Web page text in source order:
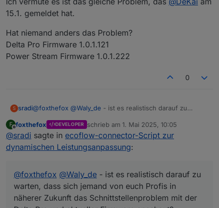
15.1. gemeldet hat.
Hat niemand anders das Problem?
Delta Pro Firmware 1.0.1.121
Power Stream Firmware 1.0.1.222
0
S sradi@foxthefox @Waly_de - ist es realistisch darauf zu
Zukunft das Schnittstellenproblem mit der Delta Pro und
aktueller Firmware anschaut?
Für mich wäre das Auslesen von Protobuf-Messages
komplett technisches Neuland, und ich hoffe noch
drumherum zu kommen, tiefer in das Thema einzusteigen
Über eine kurze Rückmeldung würde ich mich freuen.
F
Offline
foxthefox DEVELOPER schrieb am 1. Mai 2025, 10:05
zuletzt editiert von
@sradi sagte in ecoflow-connector-Script zur
dynamischen Leistungsanpassung:
@foxthefox @Waly_de - ist es realistisch darauf zu
warten, dass sich jemand von euch Profis in
näherer Zukunft das Schnittstellenproblem mit der